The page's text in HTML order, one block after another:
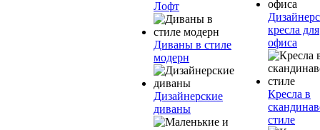
Лофт
Диваны в стиле
модерн
Дизайнерские
диваны
кресла для
офиса
Кресла в
стиле